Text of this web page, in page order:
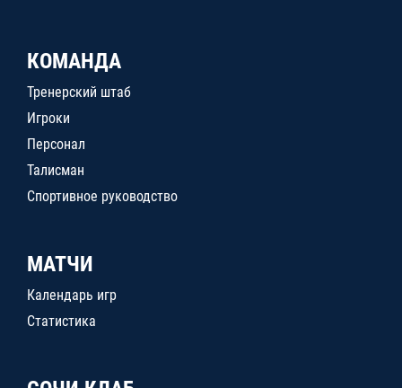
КОМАНДА
Тренерский штаб
Игроки
Персонал
Талисман
Спортивное руководство
МАТЧИ
Календарь игр
Статистика